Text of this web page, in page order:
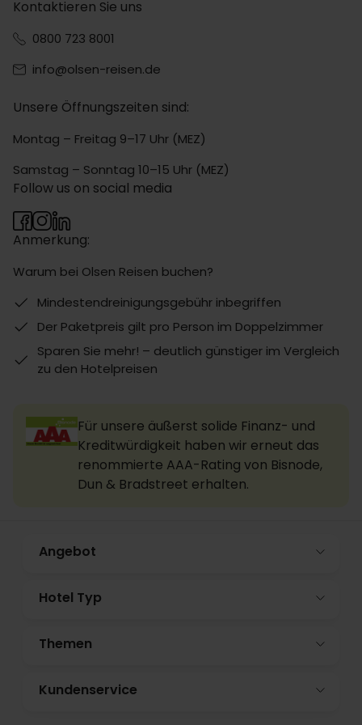
Kontaktieren Sie uns
0800 723 8001
info@olsen-reisen.de
Unsere Öffnungszeiten sind:
Montag – Freitag 9–17 Uhr (MEZ)
Samstag – Sonntag 10–15 Uhr (MEZ)
Anmerkung:
Warum bei Olsen Reisen buchen?
Mindestendreinigungsgebühr inbegriffen
Der Paketpreis gilt pro Person im Doppelzimmer
Sparen Sie mehr! – deutlich günstiger im Vergleich
zu den Hotelpreisen
Follow us on social media
Für unsere äußerst solide Finanz- und
Kreditwürdigkeit haben wir erneut das
renommierte AAA-Rating von Bisnode,
Dun & Bradstreet erhalten.
Angebot
Hotel Typ
Themen
Kundenservice